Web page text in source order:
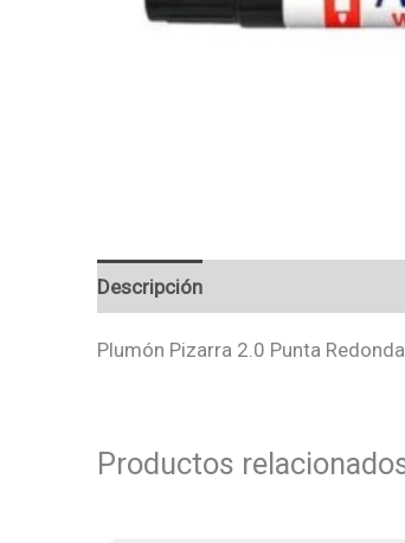
Descripción
Plumón Pizarra 2.0 Punta
Productos